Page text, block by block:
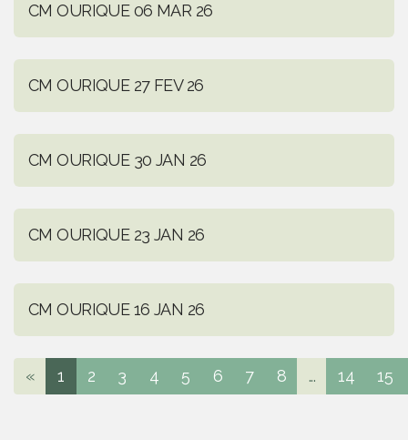
CM OURIQUE 06 MAR 26
CM OURIQUE 27 FEV 26
CM OURIQUE 30 JAN 26
CM OURIQUE 23 JAN 26
CM OURIQUE 16 JAN 26
« 1 2 3 4 5 6 7 8 ... 14 15